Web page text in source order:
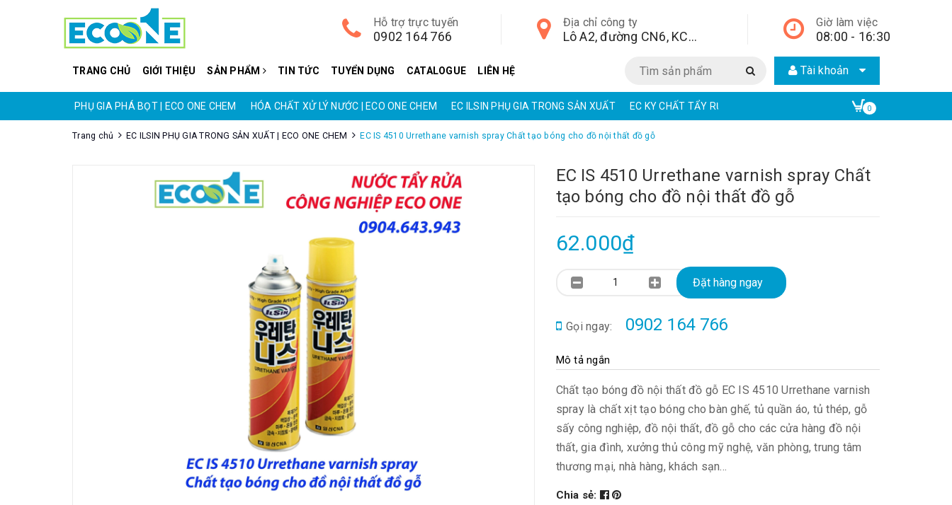
Giờ làm việc
08:00 - 16:30
Địa chỉ công ty
Lô A2, đường CN6, KCN Từ Liêm, quận Bắc Từ Liêm, Hà Nội, Hà Nội,
Hỗ trợ trực tuyến
0902 164 766
TRANG CHỦ GIỚI THIỆU SẢN PHẨM TIN TỨC TUYỂN DỤNG CATALOGUE LIÊN HỆ Tài khoản
PHỤ GIA PHÁ BỌT | ECO ONE CHEM HÓA CHẤT XỬ LÝ NƯỚC | ECO ONE CHEM EC ILSIN PHỤ GIA TRONG SẢN XUẤT EC KY CHẤT TẨY RỬA CÔNG NGHIỆP | ECO ONE CHEM
0
Trang chủ EC ILSIN PHỤ GIA TRONG SẢN XUẤT | ECO ONE CHEM EC IS 4510 Urrethane varnish spray Chất tạo bóng cho đồ nội thất đồ gỗ
EC IS 4510 Urrethane varnish spray Chất
tạo bóng cho đồ nội thất đồ gỗ
62.000₫
Đặt hàng ngay
Gọi ngay: 0902 164 766
Mô tả ngắn
Chất tạo bóng đồ nội thất đồ gỗ EC IS 4510 Urrethane varnish
spray là chất xịt tạo bóng cho bàn ghế, tủ quần áo, tủ thép, gỗ
sấy công nghiệp, đồ nội thất, đồ gỗ cho các cửa hàng đồ nội
thất, gia đình, xưởng thủ công mỹ nghệ, văn phòng, trung tâm
thương mại, nhà hàng, khách sạn…
Chia sẻ: